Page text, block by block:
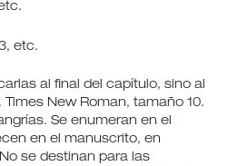
etc.
al final del capítulo, sino al
New Roman, tamaño 10.
Se enumeran en el
en el manuscrito, en
se destinan para las